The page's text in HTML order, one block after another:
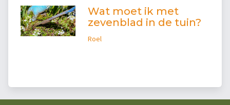
Wat moet ik met
zevenblad in de tuin?
Roel